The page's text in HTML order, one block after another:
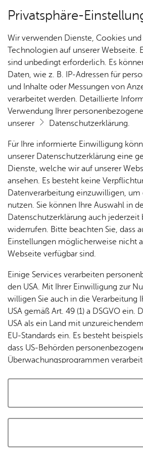
Kartenansicht
Cookie-Hinweis
Zum Laden dieser Karte wird eine
Servern hergestellt. Diese verwenden
Tracking-Technologien, um die
personalisieren und zu verbessern.
finden Sie in unserer
Cookies akzeptieren und Karte
Privatsphäre-
Wir verwenden Dienste, Cookies und
Technologien auf unserer Webseite.
sind unbedingt erforderlich. Es
Daten, wie z. B. IP-Adressen für
und Inhalte oder Messungen von
verarbeitet werden. Detaillierte
Verwendung Ihrer
unserer
Datenschutzerklärung.
Für Ihre informierte Einwilligung
unserer Datenschutzerklärung eine
Dienste, welche wir auf unserer
ansehen. Es besteht keine
Datenverarbeitung einzuwilligen, um
nutzen. Sie können Ihre Auswahl in
Datenschutzerklärung auch jederzeit
widerrufen. Bitte beachten Sie, dass
Einstellungen möglicherweise nicht
Webseite verfügbar sind.
Einige Services verarbeiten
den USA. Mit Ihrer Einwilligung zur
willigen Sie auch in die Verarbeitung
USA gemäß Art. 49 (1) a DSGVO ein.
USA als ein Land mit
EU-Standards ein. Es besteht
dass US-Behörden
Überwachungsprogrammen